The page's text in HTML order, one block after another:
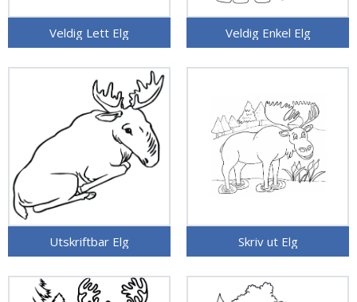
Veldig Lett Elg Veldig Enkel Elg
Utskriftbar Elg Skriv ut Elg